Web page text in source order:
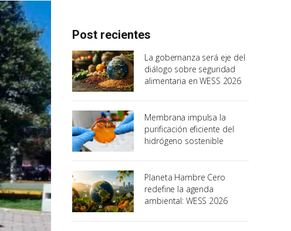
Post recientes
La gobernanza será eje del
diálogo sobre seguridad
alimentaria en WESS 2026
Membrana impulsa la
purificación eficiente del
hidrógeno sostenible
Planeta Hambre Cero
redefine la agenda
ambiental: WESS 2026